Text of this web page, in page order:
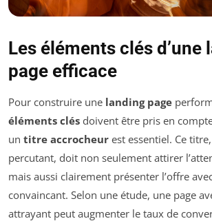
Les éléments clés d’une
page efficace
Pour construire une landing page
éléments clés doivent être pris en
un titre accrocheur est essentiel. Ce
percutant, doit non seulement attirer
mais aussi clairement présenter l’offre
convaincant. Selon une étude, une page
attrayant peut augmenter le taux de